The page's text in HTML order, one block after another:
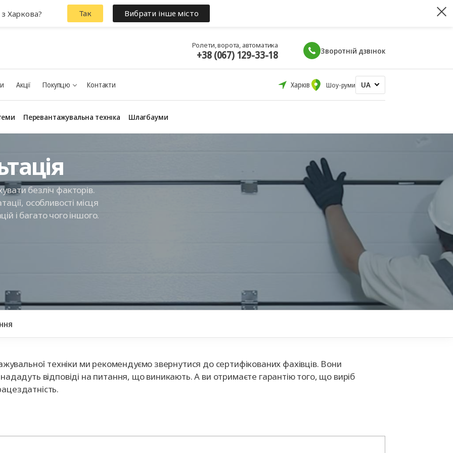
Ролети, ворота, автоматика
+38 (067) 129-33-18 Зворотній дзвінок
Акції Покупцю Контакти Харків Шоу-руми UA
Перевантажувальна техніка Шлагбауми
безліч факторів.
особливості місця
і багато чого іншого.
техніки ми рекомендуємо звернутися до сертифікованих фахівців. Вони
відповіді на питання, що виникають. А ви отримаєте гарантію того, що виріб
з Харкова? Так Вибрати інше місто